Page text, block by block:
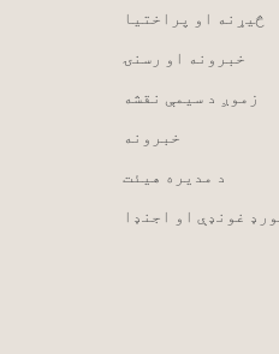
څیړنه او پراختیا
خبرونه او رسنۍ
زموږ د سیمې نقشه
خبرونه
د مدیره هیئت
غونډې او اجنډا